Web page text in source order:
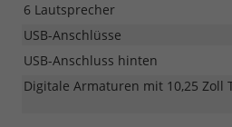
6 Lautsprecher
USB-Anschlüsse
USB-Anschluss hinten
Digitale Armaturen mit 10,25 Zoll